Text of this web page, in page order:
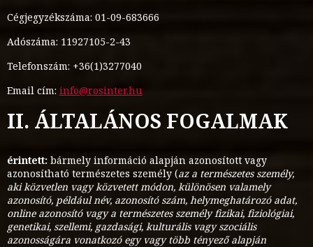
Cégjegyzékszáma: 01-09-683666
Adószáma: 11927105-2-43
Telefonszám: +36(1)3277040
Email cím: info@rosinter.hu
II. ÁLTALÁNOS FOGALMAK
érintett: bármely információ alapján azonosított vagy
azonosítható természetes személy (az a természetes személy,
aki közvetlen vagy közvetett módon, különösen valamely
azonosító, például név, azonosító szám, helymeghatározó adat,
online azonosító vagy a természetes személy fizikai, fiziológiai,
genetikai, szellemi, gazdasági, kulturális vagy szociális
azonosságára vonatkozó egy vagy több tényező alapján